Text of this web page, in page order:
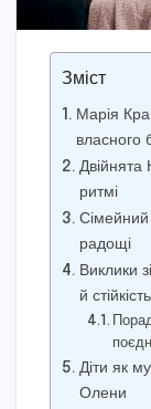
Зміст
Марія
власного
Двійнята
ритмі
Сімейний
радощі
Виклики
й стійкість
Діти як
Олени